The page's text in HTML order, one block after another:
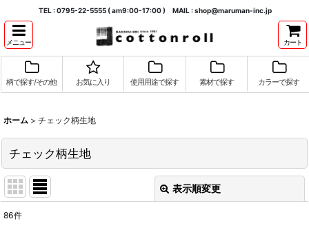
TEL : 0795-22-5555 ( am9:00-17:00 ) MAIL : shop@maruman-inc.jp
メニュー カート
柄で探す/その他 お気に入り 使用用途で探す 素材で探す カラーで探す
ホーム > チェック柄生地
チェック柄生地
表示順変更
86件